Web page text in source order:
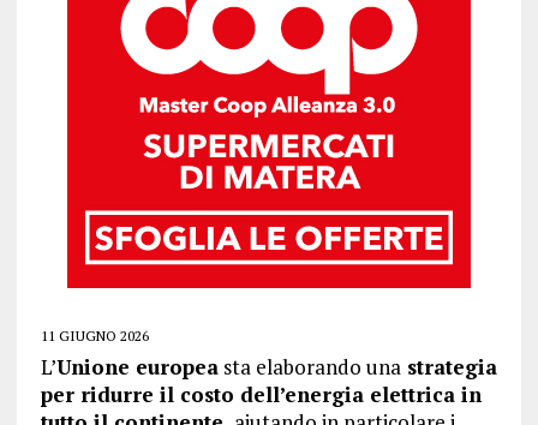
11 GIUGNO 2026
L’Unione europeasta elaborando unastrategia
per ridurre il costo dell’energia elettrica in